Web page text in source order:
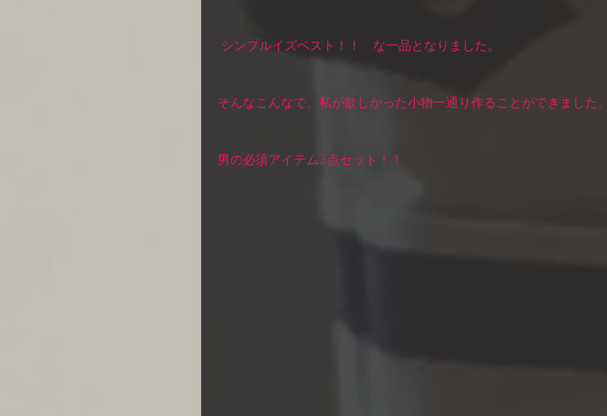
シンプルイズベスト！！　な一品となりました。
そんなこんなで、私が欲しかった小物一通り作ることができました。
男の必須アイテム3点セット！！